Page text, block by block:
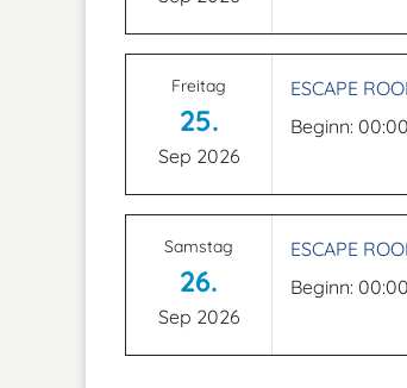
Freitag
25.
Sep 2026
ESCAPE
Beginn:
Samstag
26.
Sep 2026
ESCAPE
Beginn: